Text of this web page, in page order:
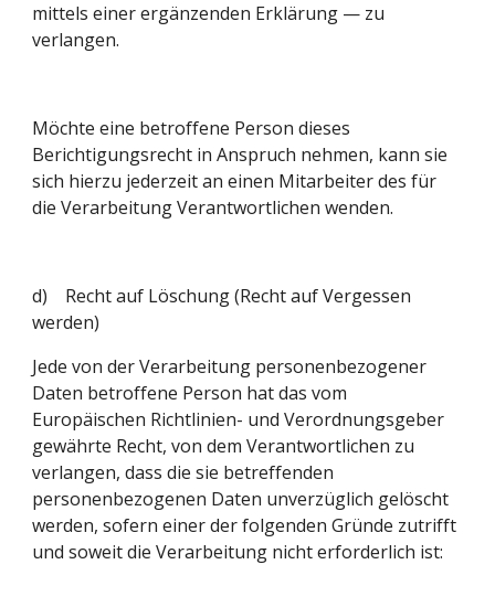
mittels einer ergänzenden Erklärung — zu
verlangen.
Möchte eine betroffene Person dieses
Berichtigungsrecht in Anspruch nehmen, kann sie
sich hierzu jederzeit an einen Mitarbeiter des für
die Verarbeitung Verantwortlichen wenden.
d)    Recht auf Löschung (Recht auf Vergessen
werden)
Jede von der Verarbeitung personenbezogener
Daten betroffene Person hat das vom
Europäischen Richtlinien- und Verordnungsgeber
gewährte Recht, von dem Verantwortlichen zu
verlangen, dass die sie betreffenden
personenbezogenen Daten unverzüglich gelöscht
werden, sofern einer der folgenden Gründe zutrifft
und soweit die Verarbeitung nicht erforderlich ist: